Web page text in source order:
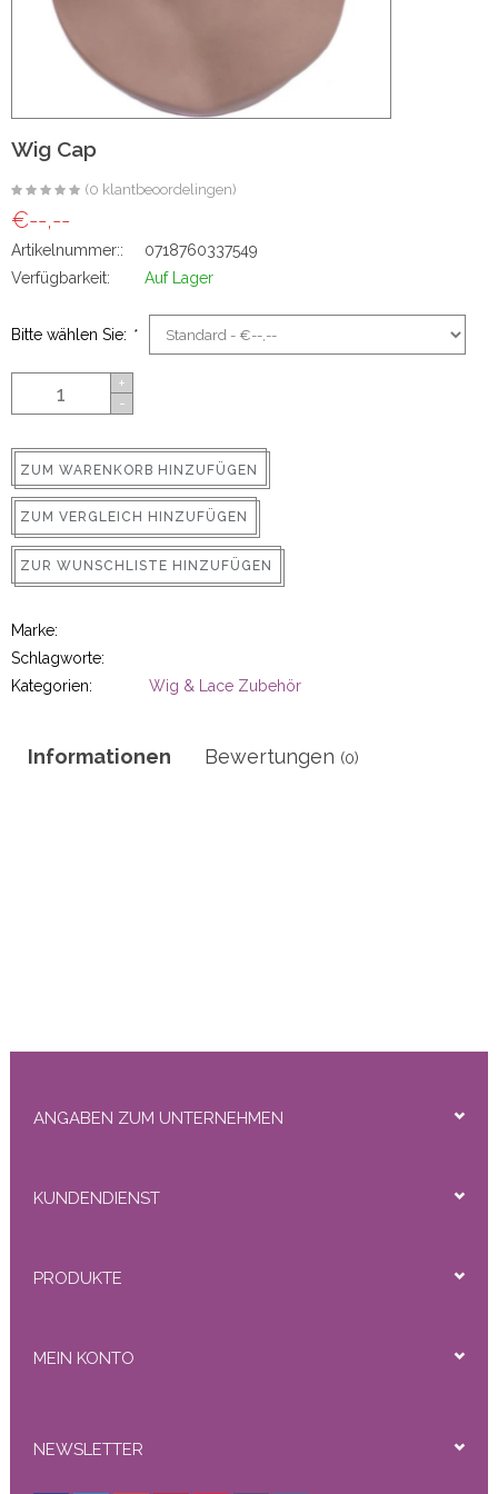
Wig Cap
(0 klantbeoordelingen)
€--,--
Artikelnummer::
0718760337549
Verfügbarkeit:
Auf Lager
Bitte wählen Sie: *
+
-
ZUM WARENKORB HINZUFÜGEN
ZUM VERGLEICH HINZUFÜGEN
ZUR WUNSCHLISTE HINZUFÜGEN
Marke:
Schlagworte:
Kategorien:
Wig & Lace Zubehör
Informationen Bewertungen (0)
ANGABEN ZUM UNTERNEHMEN
KUNDENDIENST
PRODUKTE
MEIN KONTO
NEWSLETTER